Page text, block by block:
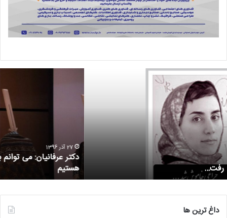
27 آذر 1396
دکتر عرفانیان: می توانم بگویم جزو برترین دانشکده ها در کشور
هستیم
داغ ترین ها